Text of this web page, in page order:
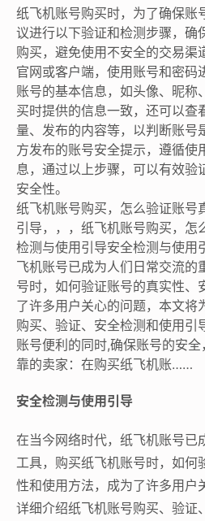
纸飞机账号购买时，为了确保账
议进行以下验证和检测步骤，确
购买，避免使用不安全的交易渠
官网或客户端，使用账号和密码
账号的基本信息，如头像、昵称
买时提供的信息一致，还可以查
量、发布的内容等，以判断账号
方发布的账号安全提示，遵循使
息，通过以上步骤，可以有效验
安全性。
纸飞机账号购买，怎么验证账号
引导，，，纸飞机账号购买，怎
检测与使用引导安全检测与使用
飞机账号已成为人们日常交流的
号时，如何验证账号的真实性、
了许多用户关心的问题，本文将
购买、验证、安全检测和使用引
账号便利的同时,确保账号的安
靠的卖家：在购买纸飞机账……
安全检测与使用引导
在当今网络时代，纸飞机账号已
工具，购买纸飞机账号时，如何
性和使用方法，成为了许多用户
详细介绍纸飞机账号购买、验证